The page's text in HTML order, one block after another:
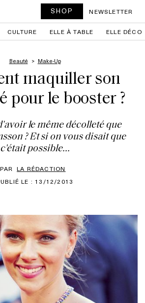
SHOP NEWSLETTER
CULTURE ELLE À TABLE ELLE DÉCO
Beauté Make-Up
maquiller son
pour le booster ?
le même décolleté que
? Et si on vous disait que
c'était possible...
PAR LA RÉDACTION
LE : 13/12/2013